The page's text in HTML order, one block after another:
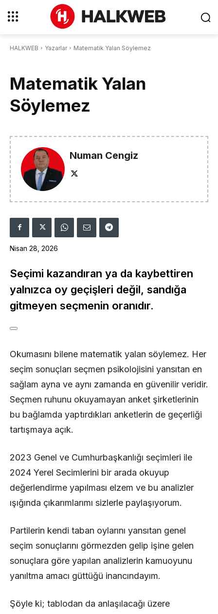
HALKWEB Yazarlar Matematik Yalan Söylemez
Matematik Yalan
Söylemez
Numan Cengiz
Nisan 28, 2026
Seçimi kazandıran ya da kaybettiren
yalnızca oy geçişleri değil, sandığa
gitmeyen seçmenin oranıdır.
Okumasını bilene matematik yalan söylemez. Her
seçim sonuçları seçmen psikolojisini yansıtan en
sağlam ayna ve aynı zamanda en güvenilir veridir.
Seçmen ruhunu okuyamayan anket şirketlerinin
bu bağlamda yaptırdıkları anketlerin de geçerliği
tartışmaya açık.
2023 Genel ve Cumhurbaşkanlığı seçimleri ile
2024 Yerel Secimlerini bir arada okuyup
değerlendirme yapılması elzem ve bu analizler
ışığında çıkarımlarımı sizlerle paylaşıyorum.
Partilerin kendi taban oylarını yansıtan genel
seçim sonuçlarını görmezden gelip işine gelen
sonuçlara göre yapılan analizlerin kamuoyunu
yanıltma amacı güttüğü inancındayım.
Şöyle ki; tablodan da anlaşılacağı üzere